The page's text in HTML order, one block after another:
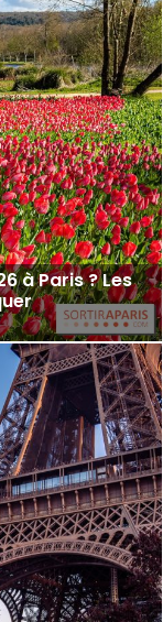
à Paris ? Les